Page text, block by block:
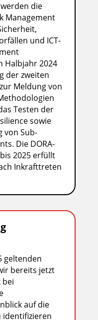
die
Management
und ICT-
Halbjahr 2024
der zweiten
Meldung von
Testen der
sowie
von Sub-
Die DORA-
2025 erfüllt
Inkrafttreten
geltenden
bereits jetzt
bei
auf die
identifizieren